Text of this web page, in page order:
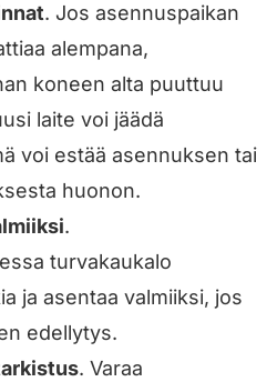
. Jos asennuspaikan
alempana,
koneen alta puuttuu
laite voi jäädä
voi estää asennuksen tai
huonon.
.
turvakaukalo
ja asentaa valmiiksi, jos
edellytys.
. Varaa